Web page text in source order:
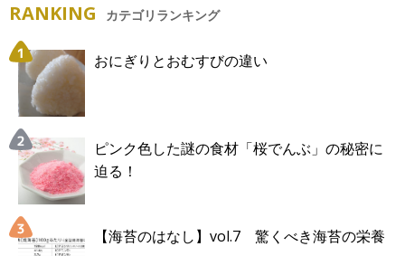
RANKING カテゴリランキング
おにぎりとおむすびの違い
ピンク色した謎の食材「桜でんぶ」の秘密に
迫る！
【海苔のはなし】vol.7 驚くべき海苔の栄養